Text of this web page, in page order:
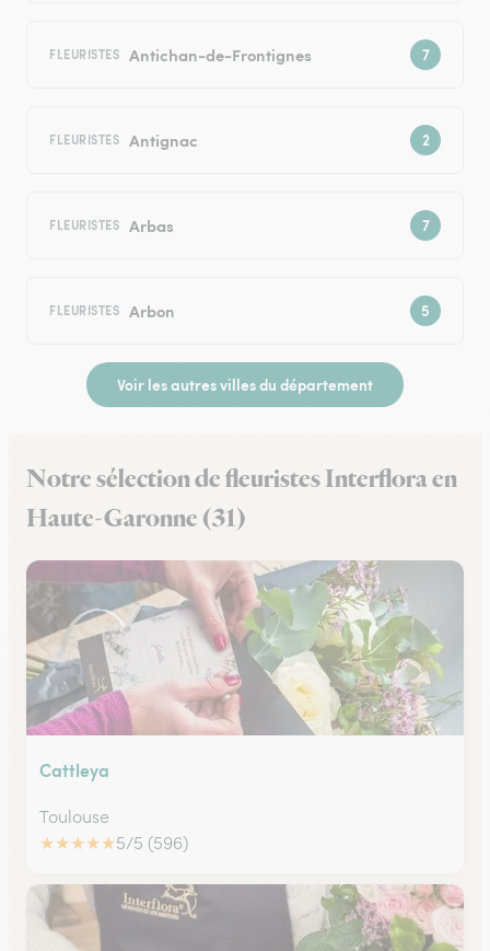
FLEURISTES Antichan-de-Frontignes
FLEURISTES Antignac
FLEURISTES Arbas
FLEURISTES Arbon
Voir les autres villes du département
Notre sélection de fleuristes Interflora en
Haute-Garonne (31)
Cattleya
Toulouse
★★★★★5/5 (596)